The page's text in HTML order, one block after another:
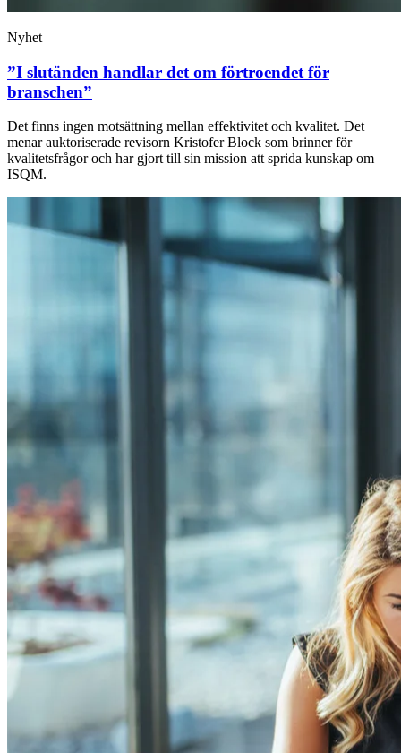
Nyhet
”I slutänden handlar det om förtroendet för
branschen”
Det finns ingen motsättning mellan effektivitet och kvalitet. Det
menar auktoriserade revisorn Kristofer Block som brinner för
kvalitetsfrågor och har gjort till sin mission att sprida kunskap om
ISQM.